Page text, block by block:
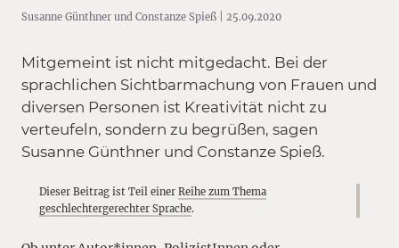
Susanne Günthner und Constanze Spieß | 25.09.2020
Mitgemeint ist nicht mitgedacht. Bei der
sprachlichen Sichtbarmachung von Frauen und
diversen Personen ist Kreativität nicht zu
verteufeln, sondern zu begrüßen, sagen
Susanne Günthner und Constanze Spieß.
Dieser Beitrag ist Teil einer Reihe zum Thema
geschlechtergerechter Sprache.